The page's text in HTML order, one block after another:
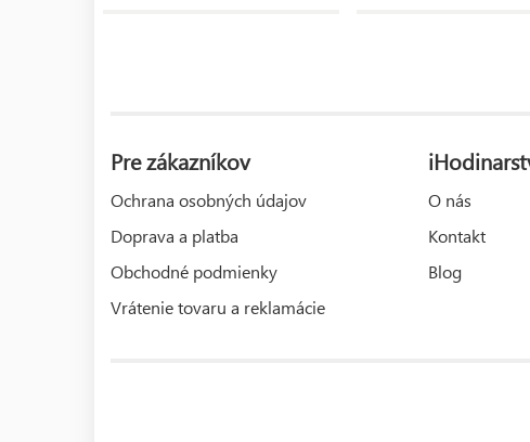
Pre zákazníkov
Ochrana osobných údajov
Doprava a platba
Obchodné podmienky
Vrátenie tovaru a reklamácie
O nás
Kontakt
Blog